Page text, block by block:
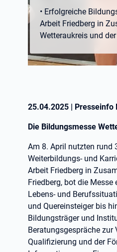
• Erfolgreiche
Arbeit Friedberg in
Wetteraukreis und
25.04.2025 | Presseinfo
Die Bildungsmesse
Am 8. April nutzten rund
Weiterbildungs- und
Arbeit Friedberg in
Friedberg, bot die
Lebens- und
und Quereinsteiger bis
Bildungsträger und
Beratungsgespräche
Qualifizierung und der